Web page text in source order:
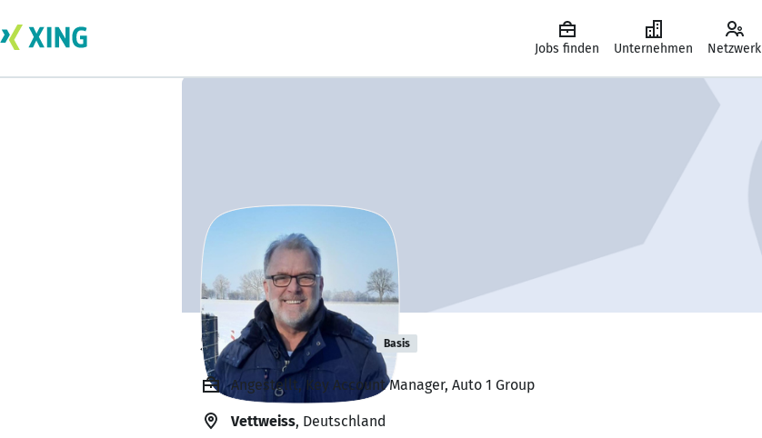
Jobs finden Unternehmen Netzwerk
Stefan Burkart Basis
Angestellt, Key Account Manager, Auto 1 Group
Vettweiss, Deutschland